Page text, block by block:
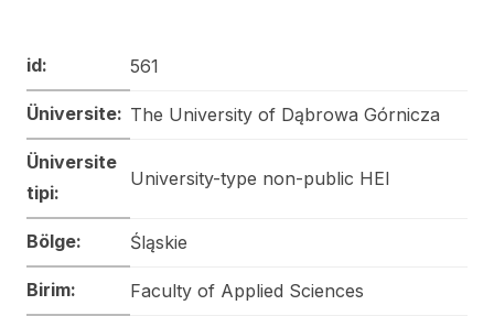
id: 561
Üniversite: The University of Dąbrowa Górnicza
Üniversite
tipi:
University-type non-public HEI
Bölge: Śląskie
Birim: Faculty of Applied Sciences